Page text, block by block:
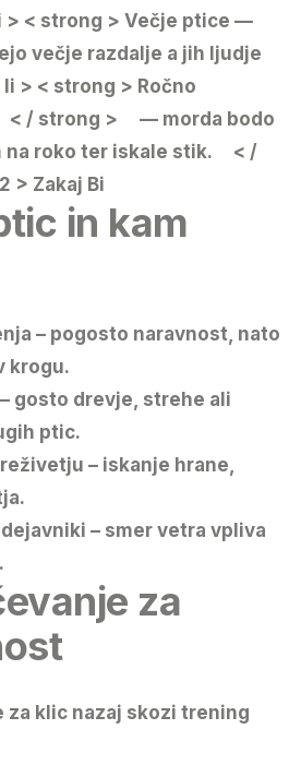
> < strong > Večje ptice —
večje razdalje a jih ljudje
li > < strong > Ročno
< / strong > — morda bodo
na roko ter iskale stik. < /
> Zakaj Bi
in kam
– pogosto naravnost, nato
krogu.
– gosto drevje, strehe ali
ptic.
– iskanje hrane,
– smer vetra vpliva
za
za klic nazaj skozi trening